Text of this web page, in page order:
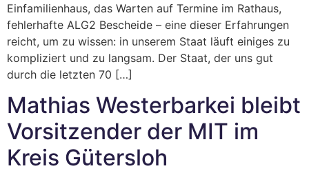
Einfamilienhaus, das Warten auf Termine im Rathaus,
fehlerhafte ALG2 Bescheide – eine dieser Erfahrungen
reicht, um zu wissen: in unserem Staat läuft einiges zu
kompliziert und zu langsam. Der Staat, der uns gut
durch die letzten 70 […]
Mathias Westerbarkei bleibt
Vorsitzender der MIT im
Kreis Gütersloh